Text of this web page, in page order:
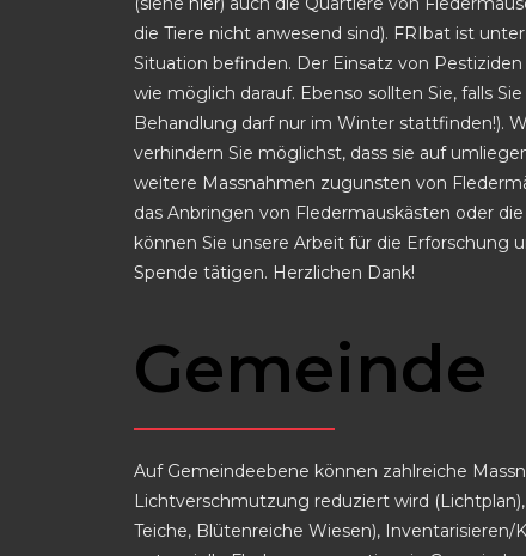
die Tiere nicht anwesend sind). FRIbat ist
Situation befinden. Der Einsatz von
wie möglich darauf. Ebenso sollten Sie, falls
Behandlung darf nur im Winter stattfinden!).
verhindern Sie möglichst, dass sie auf
weitere Massnahmen zugunsten von
das Anbringen von Fledermauskästen oder
können Sie unsere Arbeit für die Erforschung
Spende tätigen. Herzlichen Dank!
Gemeinde
Auf Gemeindeebene können zahlreiche
Lichtverschmutzung reduziert wird
Teiche, Blütenreiche Wiesen),